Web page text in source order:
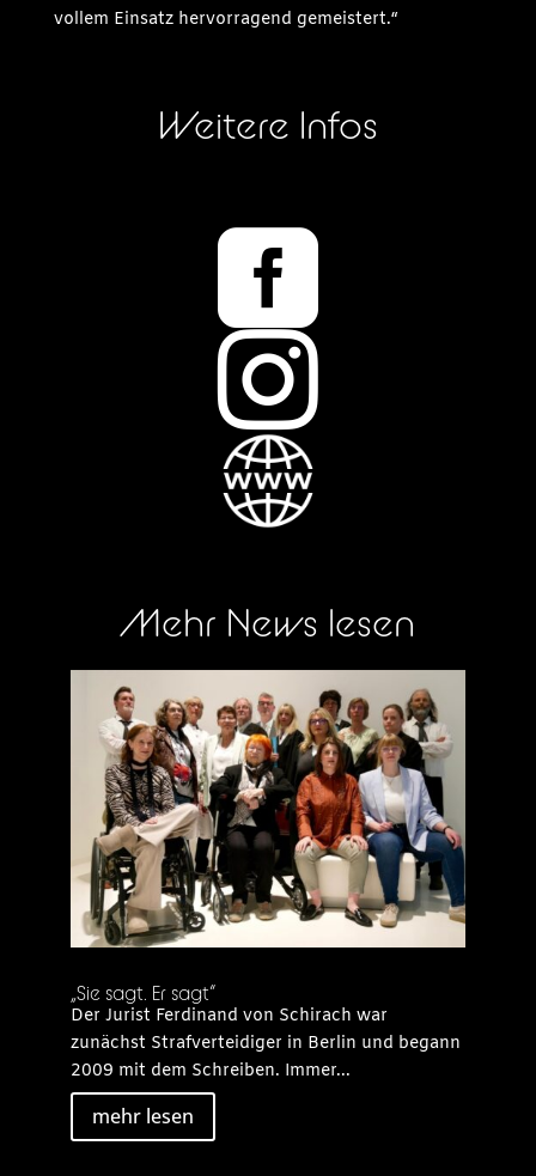
vollem Einsatz hervorragend gemeistert.“
Weitere Infos


Mehr News lesen
„Sie sagt. Er sagt“
Der Jurist Ferdinand von Schirach war
zunächst Strafverteidiger in Berlin und begann
2009 mit dem Schreiben. Immer...
mehr lesen